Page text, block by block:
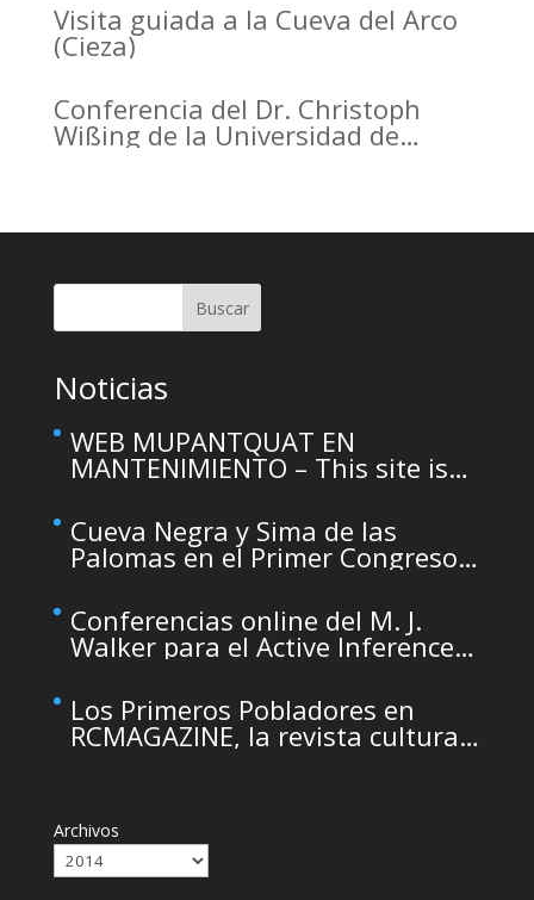
Visita guiada a la Cueva del Arco
(Cieza)
Conferencia del Dr. Christoph
Wißing de la Universidad de
versus early modern humans:
pattern Buscar
Noticias
WEB MUPANTQUAT EN
MANTENIMIENTO – This site is
maintenance
Cueva Negra y Sima de las
Palomas en el Primer Congreso
Murcia organizado por el CDL
Conferencias online del M. J.
Walker para el Active Inference
Los Primeros Pobladores en
RCMAGAZINE, la revista cultural
Archivos